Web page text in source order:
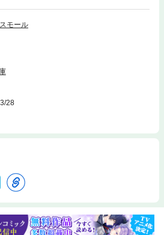
無関心な態度を貫いていたスティーブン
持ちをごまかせなくなった。とはいえ自ら
？
モール
28